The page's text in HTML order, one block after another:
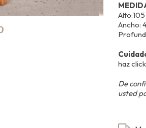
Ancho:
haz
De
usted